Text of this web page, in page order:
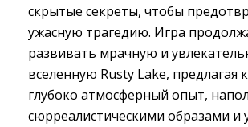
скрытые секреты, чтобы
ужасную трагедию. Игра
развивать мрачную и
вселенную Rusty Lake, предлагая
глубоко атмосферный опыт,
сюрреалистическими образами